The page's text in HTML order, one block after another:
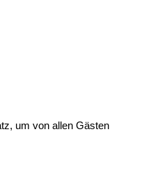
um von allen Gästen